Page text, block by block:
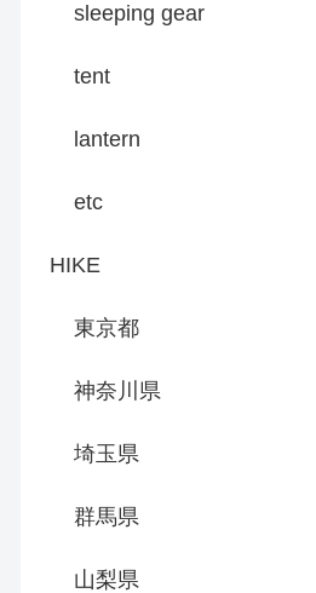
sleeping gear
tent
lantern
etc
HIKE
東京都
神奈川県
埼玉県
群馬県
山梨県